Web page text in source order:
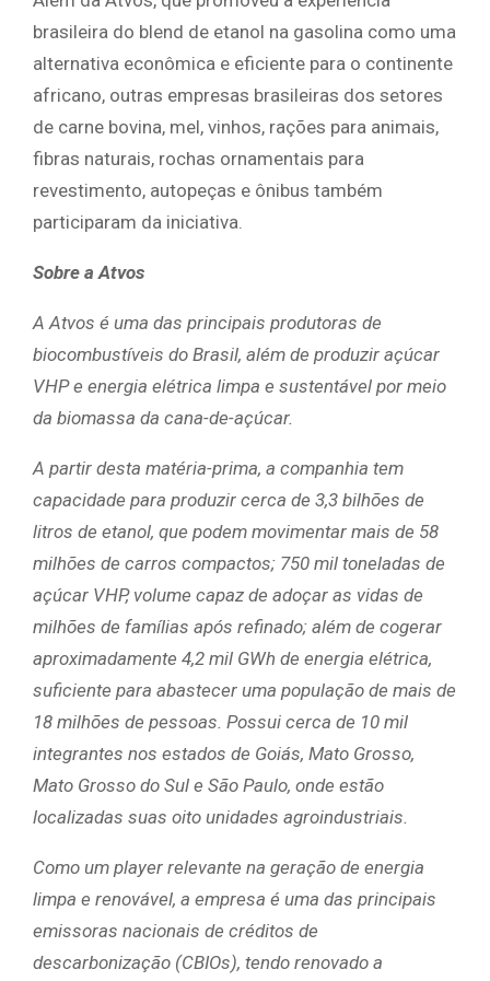
brasileira do blend de etanol na gasolina como uma
alternativa econômica e eficiente para o continente
africano, outras empresas brasileiras dos setores
de carne bovina, mel, vinhos, rações para animais,
fibras naturais, rochas ornamentais para
revestimento, autopeças e ônibus também
participaram da iniciativa.
Sobre a Atvos
A Atvos é uma das principais produtoras de
biocombustíveis do Brasil, além de produzir açúcar
VHP e energia elétrica limpa e sustentável por meio
da biomassa da cana-de-açúcar.
A partir desta matéria-prima, a companhia tem
capacidade para produzir cerca de 3,3 bilhões de
litros de etanol, que podem movimentar mais de 58
milhões de carros compactos; 750 mil toneladas de
açúcar VHP, volume capaz de adoçar as vidas de
milhões de famílias após refinado; além de cogerar
aproximadamente 4,2 mil GWh de energia elétrica,
suficiente para abastecer uma população de mais de
18 milhões de pessoas. Possui cerca de 10 mil
integrantes nos estados de Goiás, Mato Grosso,
Mato Grosso do Sul e São Paulo, onde estão
localizadas suas oito unidades agroindustriais.
Como um player relevante na geração de energia
limpa e renovável, a empresa é uma das principais
emissoras nacionais de créditos de
descarbonização (CBIOs), tendo renovado a